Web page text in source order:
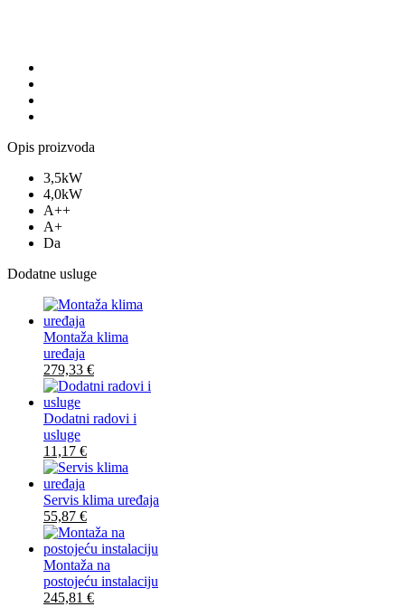
Opis proizvoda
3,5kW
4,0kW
A++
A+
Da
Dodatne usluge
Montaža klima
uređaja
279,33 €
Dodatni radovi i
usluge
11,17 €
Servis klima uređaja
55,87 €
Montaža na
postojeću instalaciju
245,81 €